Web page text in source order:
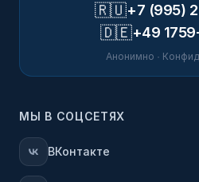
🇷🇺+7 (995)
🇩🇪+49
Анонимно ·
МЫ В СОЦСЕТЯХ
ВКонтакте